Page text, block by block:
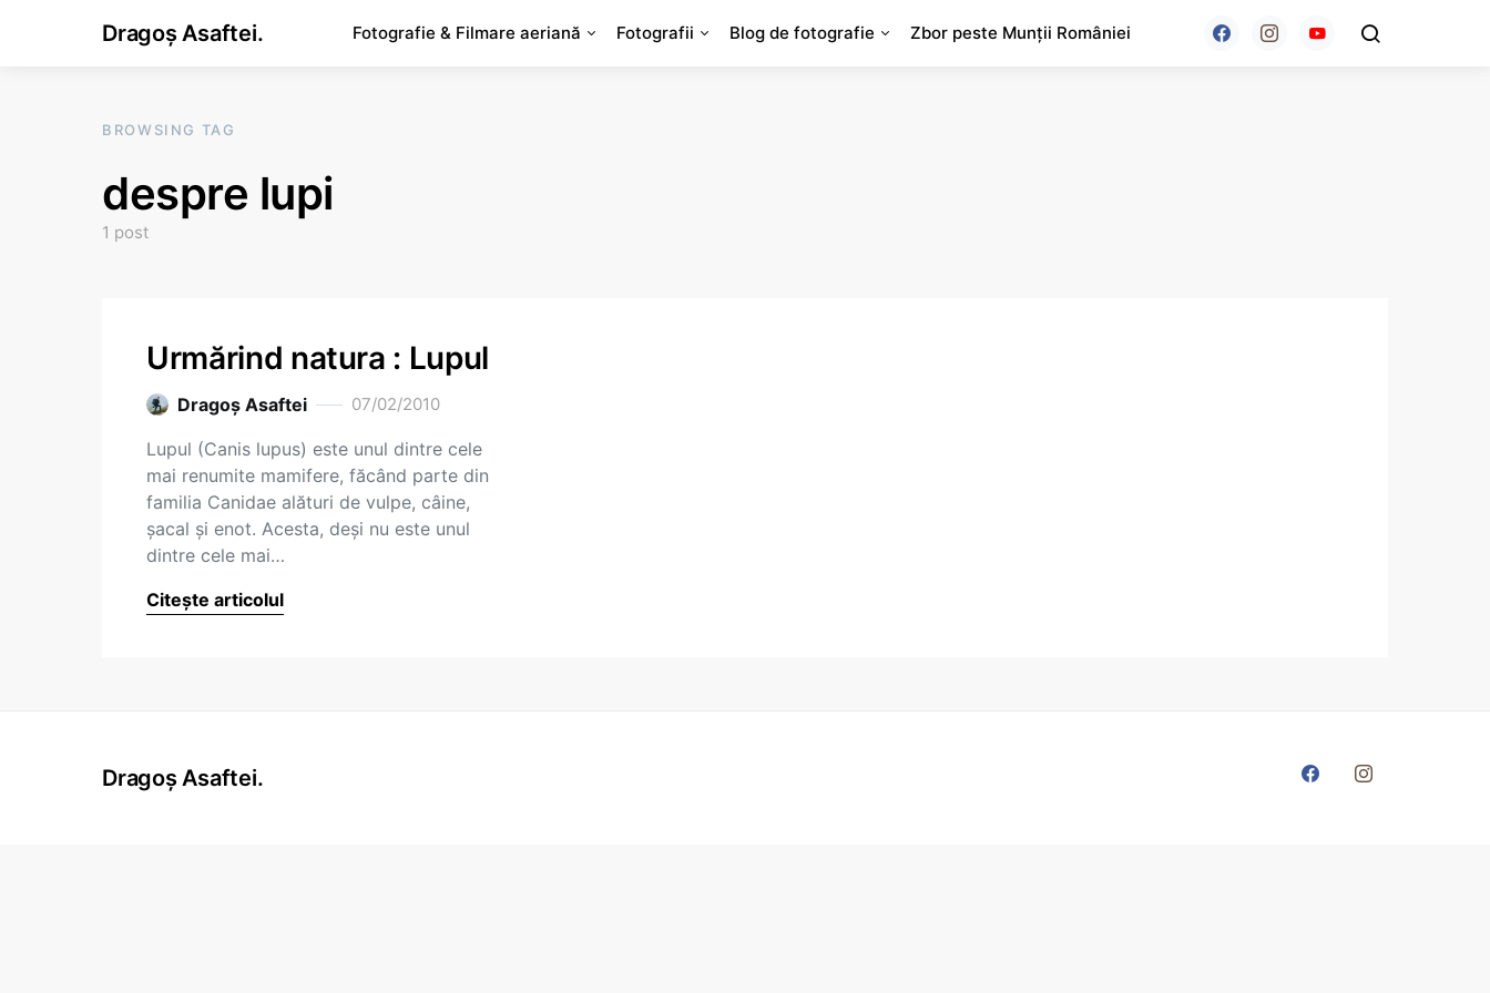
Dragoș Asaftei. Fotografie & Filmare aeriană Fotografii Blog de fotografie Zbor peste Munții României
BROWSING TAG
despre lupi
1 post
Urmărind natura : Lupul
Dragoş Asaftei 07/02/2010
Lupul (Canis lupus) este unul dintre cele
mai renumite mamifere, făcând parte din
familia Canidae alături de vulpe, câine,
şacal şi enot. Acesta, deşi nu este unul
dintre cele mai…
Citește articolul
Dragoș Asaftei.